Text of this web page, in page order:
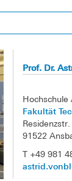
Prof. Dr.
Hochschule
Fakultät
Residenzstr.
91522
T +49 981